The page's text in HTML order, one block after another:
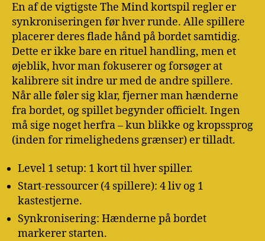
En af de vigtigste The Mind kortspil regler er
synkroniseringen før hver runde. Alle spillere
placerer deres flade hånd på bordet samtidig.
Dette er ikke bare en rituel handling, men et
øjeblik, hvor man fokuserer og forsøger at
kalibrere sit indre ur med de andre spillere.
Når alle føler sig klar, fjerner man hænderne
fra bordet, og spillet begynder officielt. Ingen
må sige noget herfra – kun blikke og kropssprog
(inden for rimelighedens grænser) er tilladt.
Level 1 setup: 1 kort til hver spiller.
Start-ressourcer (4 spillere): 4 liv og 1
kastestjerne.
Synkronisering: Hænderne på bordet
markerer starten.